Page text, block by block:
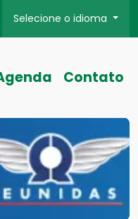
Selecione o idioma
Contato